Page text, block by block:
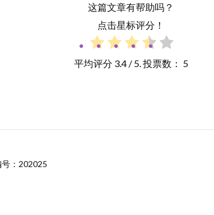
这篇文章有帮助吗？
点击星标评分！
平均评分 3.4/ 5. 投票数： 5
号：202025